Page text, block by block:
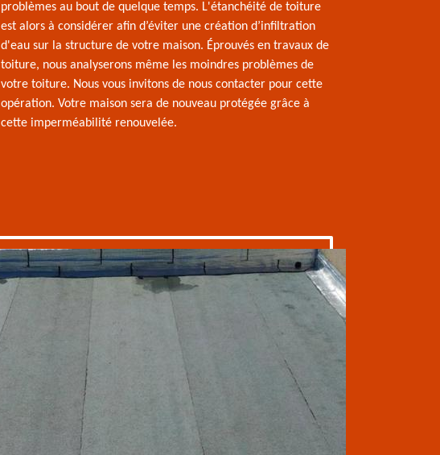
problèmes au bout de quelque temps. L'étanchéité de toiture
est alors à considérer afin d’éviter une création d’infiltration
d'eau sur la structure de votre maison. Éprouvés en travaux de
toiture, nous analyserons même les moindres problèmes de
votre toiture. Nous vous invitons de nous contacter pour cette
opération. Votre maison sera de nouveau protégée grâce à
cette imperméabilité renouvelée.